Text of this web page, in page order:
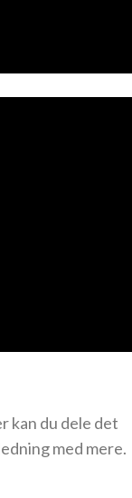
kan du dele det
med mere.